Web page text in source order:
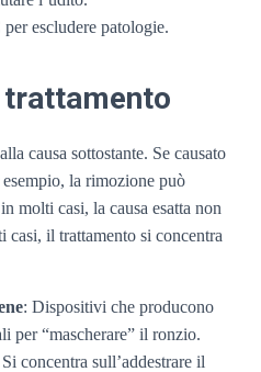
escludere patologie.
trattamento
causa sottostante. Se causato
la rimozione può
molti casi, la causa esatta non
casi, il trattamento si concentra
: Dispositivi che producono
per “mascherare” il ronzio.
Si concentra sull’addestrare il